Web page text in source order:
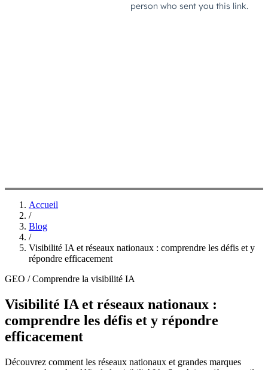
Accueil
/
Blog
/
Visibilité IA et réseaux nationaux : comprendre les défis et y
répondre efficacement
GEO / Comprendre la visibilité IA
Visibilité IA et réseaux nationaux :
comprendre les défis et y répondre
efficacement
Découvrez comment les réseaux nationaux et grandes marques